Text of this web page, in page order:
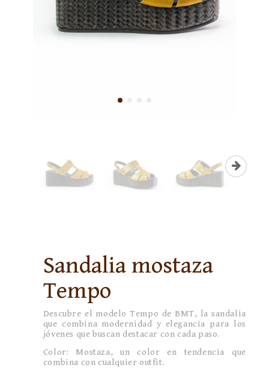
Sandalia mostaza
Tempo
Descubre el modelo Tempo de BMT, la sandalia
que combina modernidad y elegancia para los
jóvenes que buscan destacar con cada paso.
Color: Mostaza, un color en tendencia que
combina con cualquier outfit.